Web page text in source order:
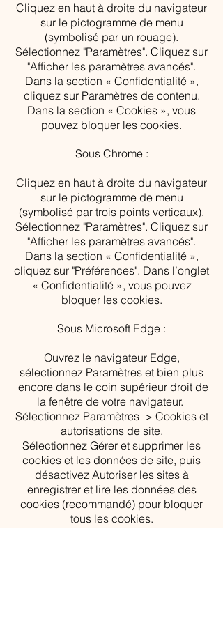
Cliquez en haut à droite du navigateur
sur le pictogramme de menu
(symbolisé par un rouage).
Sélectionnez "Paramètres". Cliquez sur
"Afficher les paramètres avancés".
Dans la section « Confidentialité »,
cliquez sur Paramètres de contenu.
Dans la section « Cookies », vous
pouvez bloquer les cookies.
Sous Chrome :
Cliquez en haut à droite du navigateur
sur le pictogramme de menu
(symbolisé par trois points verticaux).
Sélectionnez "Paramètres". Cliquez sur
"Afficher les paramètres avancés".
Dans la section « Confidentialité »,
cliquez sur "Préférences". Dans l’onglet
« Confidentialité », vous pouvez
bloquer les cookies.
Sous Microsoft Edge :
Ouvrez le navigateur Edge,
sélectionnez Paramètres et bien plus
encore dans le coin supérieur droit de
la fenêtre de votre navigateur.
Sélectionnez Paramètres > Cookies et
autorisations de site.
Sélectionnez Gérer et supprimer les
cookies et les données de site, puis
désactivez Autoriser les sites à
enregistrer et lire les données des
cookies (recommandé) pour bloquer
tous les cookies.